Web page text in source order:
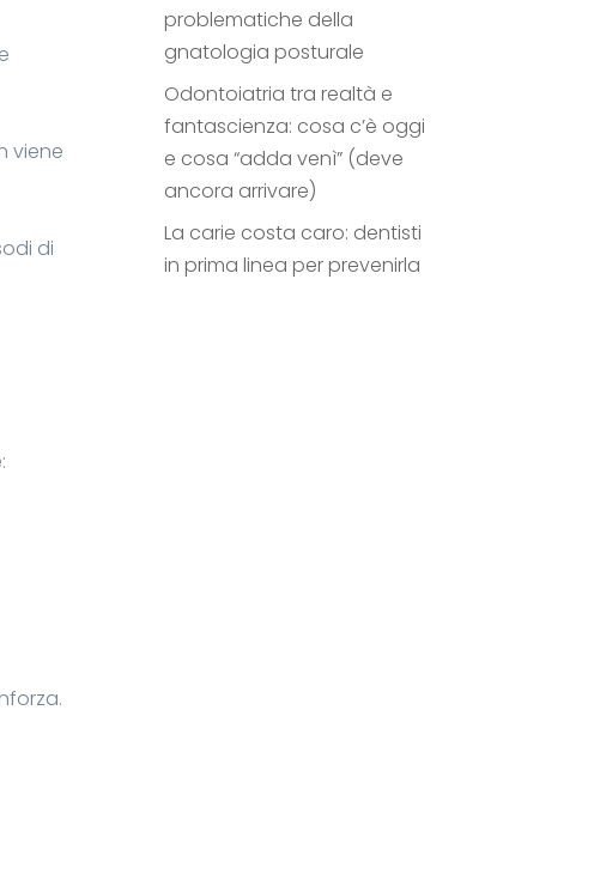
viene
di
problematiche della
gnatologia posturale
Odontoiatria tra realtà e
fantascienza: cosa c’è oggi
e cosa “adda venì” (deve
ancora arrivare)
La carie costa caro: dentisti
in prima linea per prevenirla